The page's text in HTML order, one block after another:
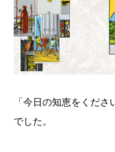
「今日の知恵をくだ
でした。